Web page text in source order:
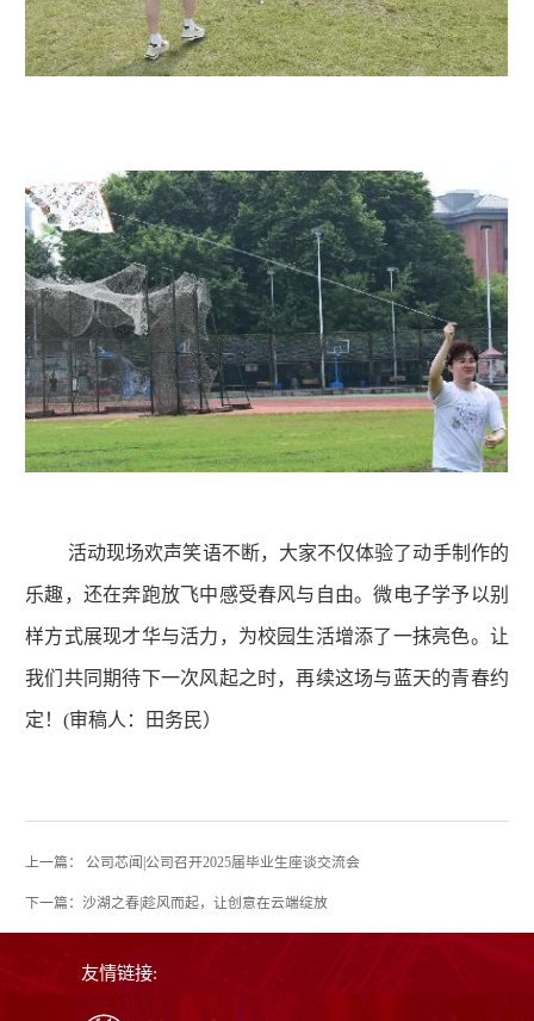
活动现场欢声笑语不断，大家不仅体验了动手制作的
乐趣，还在奔跑放飞中感受春风与自由。微电子学予以别
样方式展现才华与活力，为校园生活增添了一抹亮色。让
我们共同期待下一次风起之时，再续这场与蓝天的青春约
定！(审稿人：田务民）
上一篇： 公司芯闻|公司召开2025届毕业生座谈交流会
下一篇：沙湖之春|趁风而起，让创意在云端绽放
友情链接: